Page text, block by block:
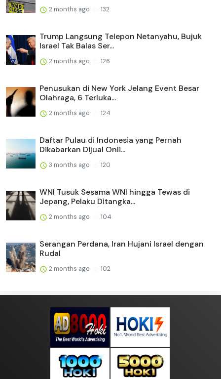
2 months ago 132
Trump Langsung Telepon Netanyahu, Bujuk
Israel Tak Balas Ser...
2 months ago 126
Penusukan di New York Jelang Event Besar
Olahraga, 6 Terluka...
2 months ago 124
Daftar Pulau di Indonesia yang Pernah
Dikabarkan Dijual Onli...
3 months ago 120
WNI Tusuk Sesama WNI hingga Tewas di
Jepang, Pelaku Ditangka...
2 months ago 104
Serangan Perdana, Iran Hujani Israel dengan
Rudal
2 months ago 102